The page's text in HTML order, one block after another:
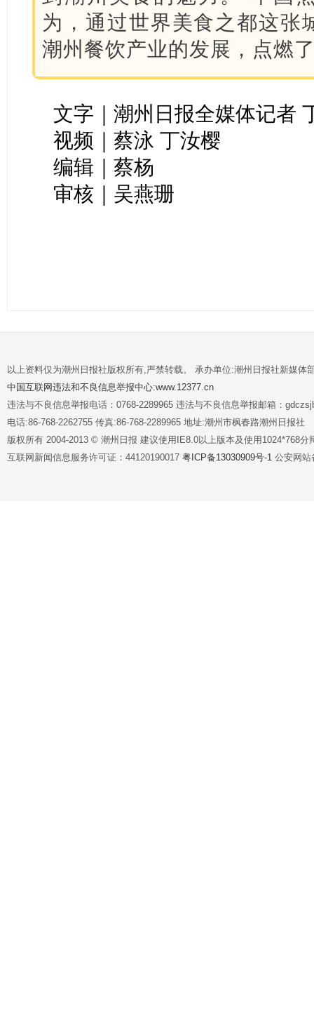
为，通过世界美食之都这张
潮州餐饮产业的发展，点燃
文字｜潮州日报全媒体记者
视频｜蔡泳 丁汝樱
编辑｜蔡杨
审核｜吴燕珊
以上资料仅为潮州日报社版权所有,严禁转载。 承办单位:潮州日报社新媒体
中国互联网违法和不良信息举报中心:www.12377.cn
违法与不良信息举报电话：0768-2289965 违法与不良信息举报邮箱：
电话:86-768-2262755 传真:86-768-2289965 地址:潮州市枫春路潮州日报社
版权所有 2004-2013 © 潮州日报 建议使用IE8.0以上版本及使用1024*768分
互联网新闻信息服务许可证：44120190017 粤ICP备13030909号-1 公安网站